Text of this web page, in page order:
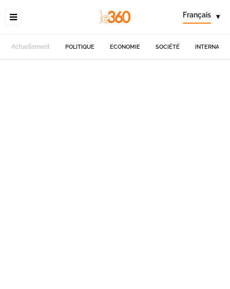
Français ▾
Actuellement POLITIQUE ECONOMIE SOCIÉTÉ